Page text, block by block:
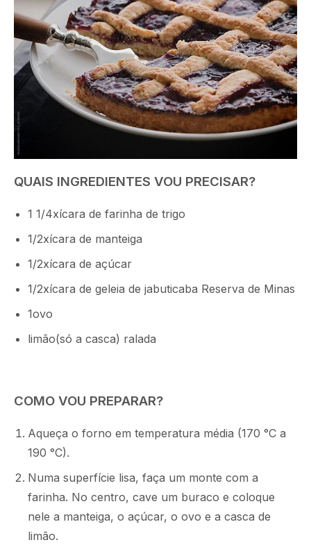
QUAIS INGREDIENTES VOU PRECISAR?
1 1/4xícara de farinha de trigo
1/2xícara de manteiga
1/2xícara de açúcar
1/2xícara de geleia de jabuticaba Reserva de Minas
1ovo
limão(só a casca) ralada
COMO VOU PREPARAR?
Aqueça o forno em temperatura média (170 °C a
190 °C).
Numa superfície lisa, faça um monte com a
farinha. No centro, cave um buraco e coloque
nele a manteiga, o açúcar, o ovo e a casca de
limão.